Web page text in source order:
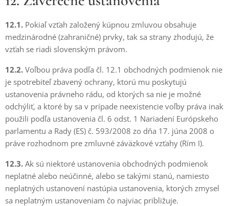
12.1. Pokiaľ vzťah založený kúpnou zmluvou obsahuje
medzinárodné (zahraničné) prvky, tak sa strany zhodujú, že
vzťah se riadi slovenským právom.
12.2. Voľbou práva podľa čl. 12.1 obchodných podmienok nie
je spotrebiteľ zbavený ochrany, ktorú mu poskytujú
ustanovenia právneho rádu, od ktorých sa nie je možné
odchýliť, a ktoré by sa v prípade neexistencie voľby práva inak
použili podľa ustanovenia čl. 6 odst. 1 Nariadení Európskeho
parlamentu a Rady (ES) č. 593/2008 zo dňa 17. júna 2008 o
práve rozhodnom pre zmluvné záväzkové vzťahy (Rím I).
12.3. Ak sú niektoré ustanovenia obchodných podmienok
neplatné alebo neúčinné, alebo se takými stanú, namiesto
neplatných ustanovení nastúpia ustanovenia, ktorých zmysel
sa neplatným ustanoveniam čo najviac približuje.